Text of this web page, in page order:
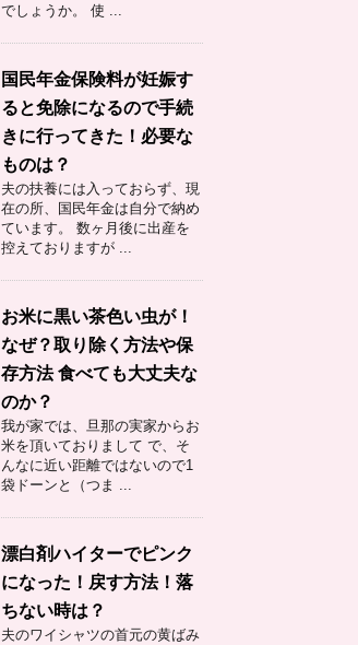
でしょうか。 使 ...
国民年金保険料が妊娠す
ると免除になるので手続
きに行ってきた！必要な
ものは？
夫の扶養には入っておらず、現
在の所、国民年金は自分で納め
ています。 数ヶ月後に出産を
控えておりますが ...
お米に黒い茶色い虫が！
なぜ？取り除く方法や保
存方法 食べても大丈夫な
のか？
我が家では、旦那の実家からお
米を頂いておりまして で、そ
んなに近い距離ではないので1
袋ドーンと（つま ...
漂白剤ハイターでピンク
になった！戻す方法！落
ちない時は？
夫のワイシャツの首元の黄ばみ